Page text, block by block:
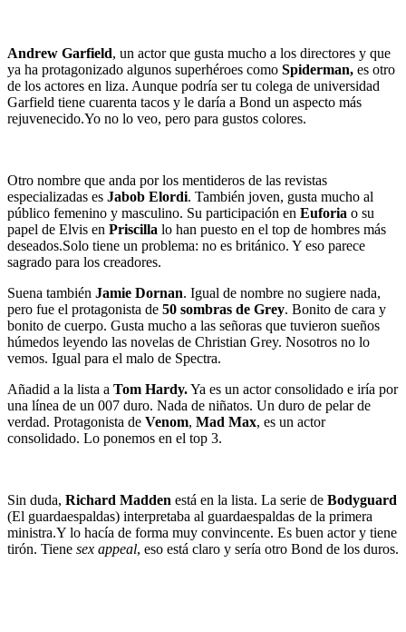
Andrew Garfield, un actor que gusta mucho a los directores y que
ya ha protagonizado algunos superhéroes como Spiderman, es otro
de los actores en liza. Aunque podría ser tu colega de universidad
Garfield tiene cuarenta tacos y le daría a Bond un aspecto más
rejuvenecido.Yo no lo veo, pero para gustos colores.
Otro nombre que anda por los mentideros de las revistas
especializadas es Jabob Elordi. También joven, gusta mucho al
público femenino y masculino. Su participación en Euforia o su
papel de Elvis en Priscilla lo han puesto en el top de hombres más
deseados.Solo tiene un problema: no es británico. Y eso parece
sagrado para los creadores.
Suena también Jamie Dornan. Igual de nombre no sugiere nada,
pero fue el protagonista de 50 sombras de Grey. Bonito de cara y
bonito de cuerpo. Gusta mucho a las señoras que tuvieron sueños
húmedos leyendo las novelas de Christian Grey. Nosotros no lo
vemos. Igual para el malo de Spectra.
Añadid a la lista a Tom Hardy.Ya es un actor consolidado e iría por
una línea de un 007 duro. Nada de niñatos. Un duro de pelar de
verdad. Protagonista de Venom, Mad Max, es un actor
consolidado. Lo ponemos en el top 3.
Sin duda, Richard Madden está en la lista. La serie de Bodyguard
(El guardaespaldas) interpretaba al guardaespaldas de la primera
ministra.Y lo hacía de forma muy convincente. Es buen actor y tiene
tirón. Tiene sex appeal, eso está claro y sería otro Bond de los duros.